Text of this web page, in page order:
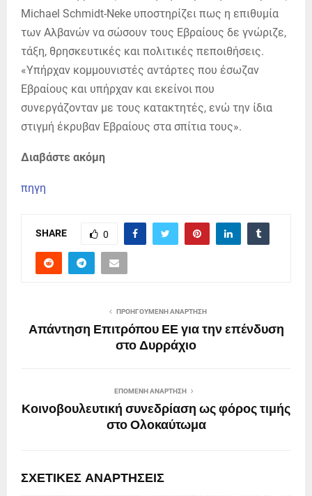
Michael Schmidt-Neke υποστηρίζει πως η επιθυμία
των Αλβανών να σώσουν τους Εβραίους δε γνώριζε,
τάξη, θρησκευτικές και πολιτικές πεποιθήσεις.
«Υπήρχαν κομμουνιστές αντάρτες που έσωζαν
Εβραίους και υπήρχαν και εκείνοι που
συνεργάζονταν με τους κατακτητές, ενώ την ίδια
στιγμή έκρυβαν Εβραίους στα σπίτια τους».
Διαβάστε ακόμη
πηγη
SHARE 0
ΠΡΟΗΓΟΎΜΕΝΗ ΑΝΆΡΤΗΣΗ
Απάντηση Επιτρόπου ΕΕ για την επένδυση
στο Δυρράχιο
ΕΠΌΜΕΝΗ ΑΝΆΡΤΗΣΗ
Κοινοβουλευτική συνεδρίαση ως φόρος τιμής
στο Ολοκαύτωμα
ΣΧΕΤΙΚΈΣ ΑΝΑΡΤΉΣΕΙΣ